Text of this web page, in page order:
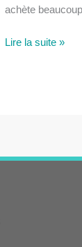
achète
L’entretien
Lire la suite »